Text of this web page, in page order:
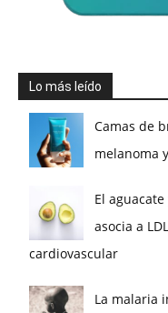
Lo más leído
Camas de
melanoma
El
asocia a
cardiovascular
La malaria